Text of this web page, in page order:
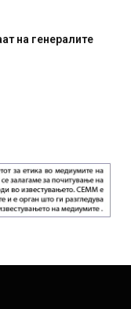
Рачна бомба